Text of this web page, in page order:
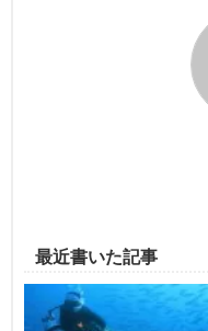
最近書いた記事